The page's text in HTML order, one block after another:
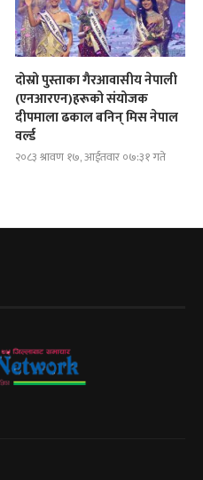
दोस्रो पुस्ताका गैरआवासीय नेपाली
(एनआरएन)हरूको संयोजक
दीपमाला ढकाल बनिन् मिस नेपाल
वर्ल्ड
२०८३ श्रावण १७, आईतवार ०७:३१ गते